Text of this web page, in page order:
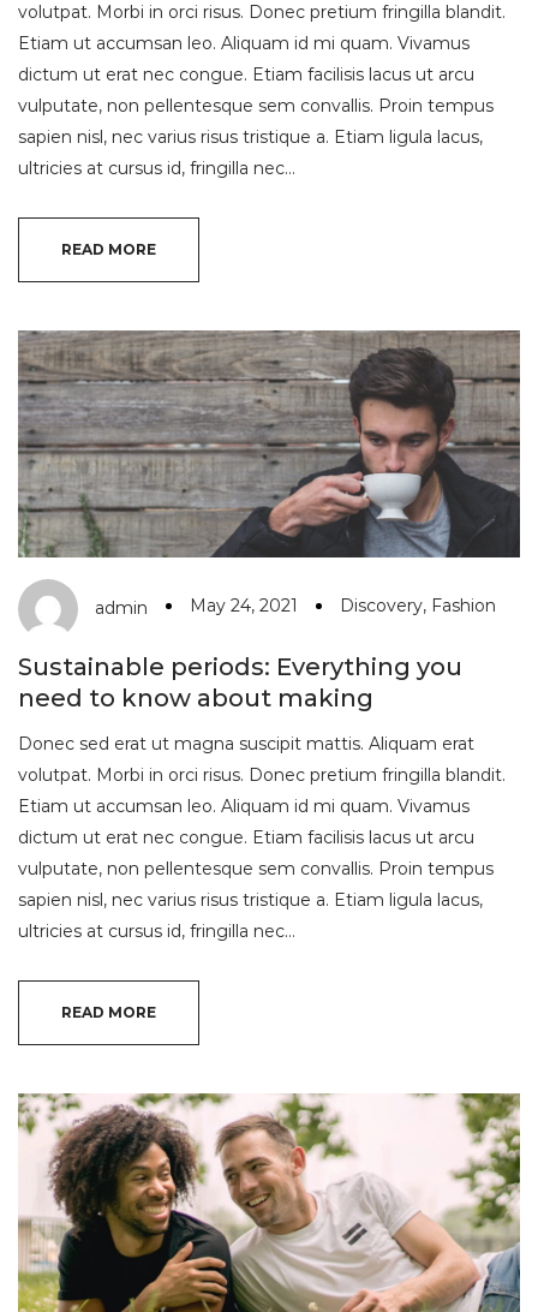
volutpat. Morbi in orci risus. Donec pretium fringilla blandit.
Etiam ut accumsan leo. Aliquam id mi quam. Vivamus
dictum ut erat nec congue. Etiam facilisis lacus ut arcu
vulputate, non pellentesque sem convallis. Proin tempus
sapien nisl, nec varius risus tristique a. Etiam ligula lacus,
ultricies at cursus id, fringilla nec…
READ MORE
admin May 24, 2021 Discovery, Fashion
Sustainable periods: Everything you
need to know about making
Donec sed erat ut magna suscipit mattis. Aliquam erat
volutpat. Morbi in orci risus. Donec pretium fringilla blandit.
Etiam ut accumsan leo. Aliquam id mi quam. Vivamus
dictum ut erat nec congue. Etiam facilisis lacus ut arcu
vulputate, non pellentesque sem convallis. Proin tempus
sapien nisl, nec varius risus tristique a. Etiam ligula lacus,
ultricies at cursus id, fringilla nec…
READ MORE